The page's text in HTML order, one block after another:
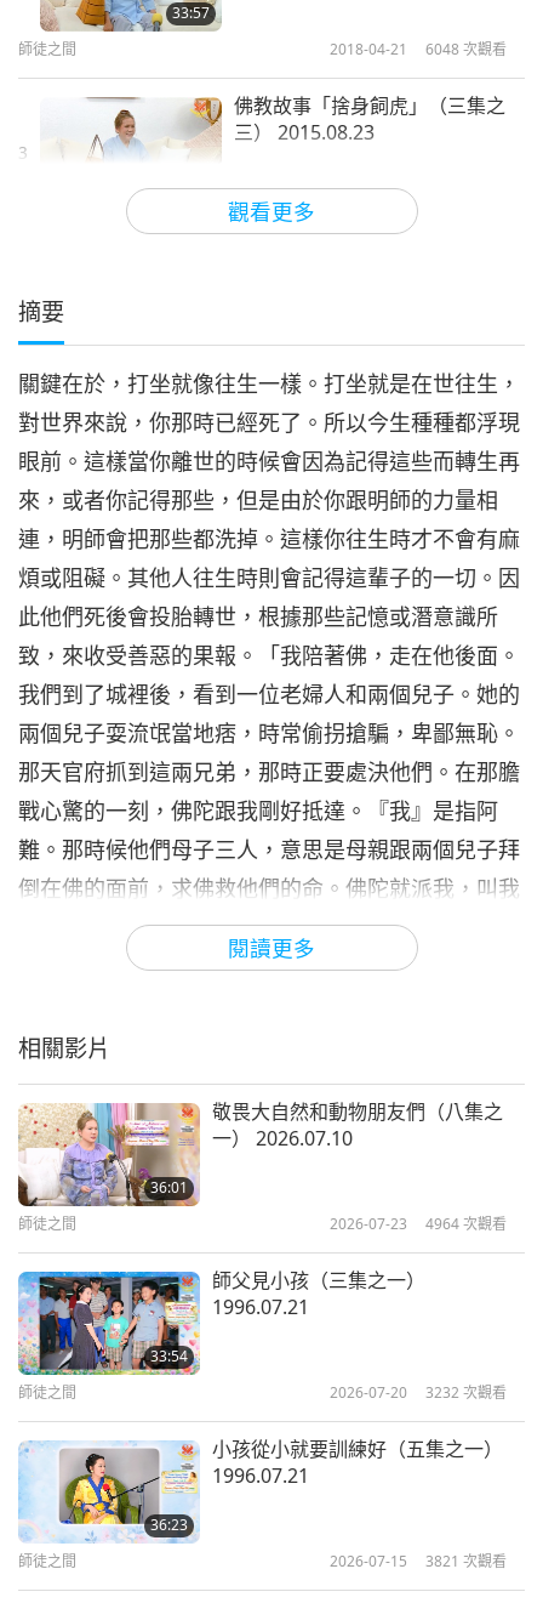
觀看更多
33:57
師徒之間 2018-04-21 6048 次觀看
3
佛教故事「捨身飼虎」（三集之
三） 2015.08.23
摘要
閱讀更多
關鍵在於，打坐就像往生一樣。打坐就是在世往生，
對世界來說，你那時已經死了。所以今生種種都浮現
眼前。這樣當你離世的時候會因為記得這些而轉生再
來，或者你記得那些，但是由於你跟明師的力量相
連，明師會把那些都洗掉。這樣你往生時才不會有麻
煩或阻礙。其他人往生時則會記得這輩子的一切。因
此他們死後會投胎轉世，根據那些記憶或潛意識所
致，來收受善惡的果報。「我陪著佛，走在他後面。
我們到了城裡後，看到一位老婦人和兩個兒子。她的
兩個兒子耍流氓當地痞，時常偷拐搶騙，卑鄙無恥。
那天官府抓到這兩兄弟，那時正要處決他們。在那膽
戰心驚的一刻，佛陀跟我剛好抵達。『我』是指阿
難。那時候他們母子三人，意思是母親跟兩個兒子拜
倒在佛的面前，求佛救他們的命。佛陀就派我，叫我
去找國王，請他開恩，饒他們不死。我把佛陀的請託
轉告國王，由於佛陀出面說情，國王便遵從佛的請求
的面前，向他頂禮致謝。佛說：『善哉，善哉，善惡
都是我們自己所造。善有善報，惡有惡報。所以從今
以後，你們應該修德行善，日後的處境才會好轉。你
們行善積德，才得享幸福快樂的生活，等等。』他們
三人說：『是的，頂禮世尊，我們會遵從您的教誨與
勸告，請收我們為徒，』意思是出家為僧。佛聽了就
說：『善哉，善哉，好吧。如果你們想了斷世間種種
惡業牽絆，尋求解脫，我也可以接受。』他們對佛的
信心堅定不移，不曾退轉，極為穩固。」
相關影片
36:01
敬畏大自然和動物朋友們（八集之
一） 2026.07.10
師徒之間 2026-07-23 4964次觀看
33:54
師父見小孩（三集之一）
1996.07.21
師徒之間 2026-07-20 3232 次觀看
36:23
小孩從小就要訓練好（五集之一）
1996.07.21
師徒之間 2026-07-15 3821 次觀看